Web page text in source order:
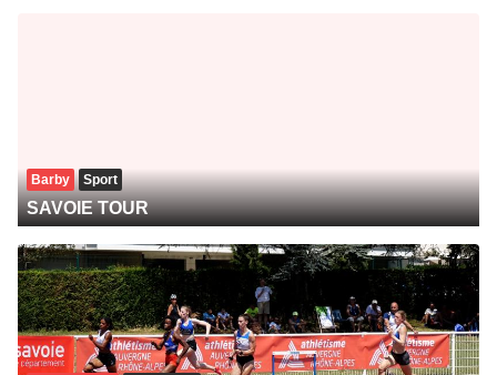
Barby Sport
SAVOIE TOUR